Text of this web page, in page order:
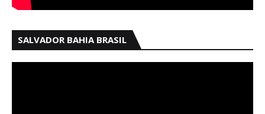
SALVADOR BAHIA BRASIL